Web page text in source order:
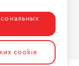
cookie